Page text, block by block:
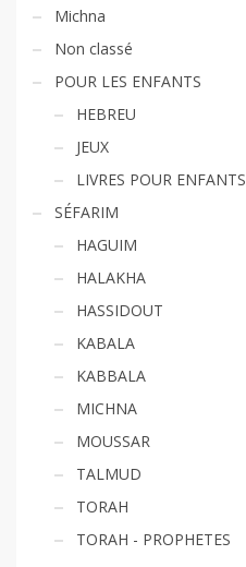
Michna
Non classé
POUR LES ENFANTS
HEBREU
JEUX
LIVRES POUR ENFANTS
SÉFARIM
HAGUIM
HALAKHA
HASSIDOUT
KABALA
KABBALA
MICHNA
MOUSSAR
TALMUD
TORAH
TORAH - PROPHETES